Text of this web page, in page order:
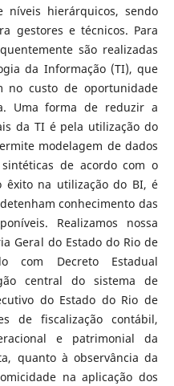
níveis hierárquicos, sendo
gestores e técnicos. Para
são realizadas
da Informação (TI), que
no custo de oportunidade
Uma forma de reduzir a
da TI é pela utilização do
modelagem de dados
de acordo com o
êxito na utilização do BI, é
conhecimento das
Realizamos nossa
Geral do Estado do Rio de
com Decreto Estadual
central do sistema de
do Estado do Rio de
de fiscalização contábil,
e patrimonial da
quanto à observância da
na aplicação dos